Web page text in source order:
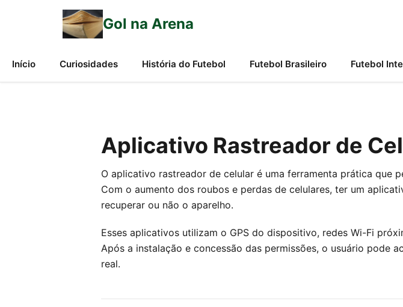
Gol na Arena
Início Curiosidades História do Futebol Futebol Brasileiro Futebol
Aplicativo Rastreador de
O aplicativo rastreador de celular é uma ferramenta prática que
Com o aumento dos roubos e perdas de celulares, ter um
recuperar ou não o aparelho.
Esses aplicativos utilizam o GPS do dispositivo, redes Wi-Fi
Após a instalação e concessão das permissões, o usuário pode
real.